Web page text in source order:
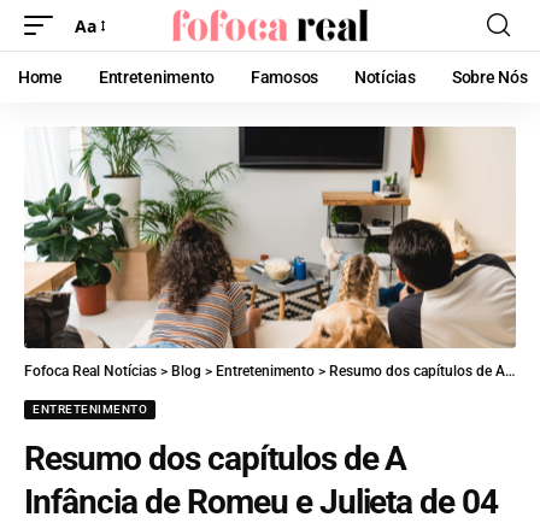
Aa
Home Entretenimento Famosos Notícias Sobre Nós
Fofoca Real Notícias > Blog > Entretenimento > Resumo dos capítulos de A Infância de Romeu e Julieta de 04 a 07/06
ENTRETENIMENTO
Resumo dos capítulos de A
Infância de Romeu e Julieta de 04